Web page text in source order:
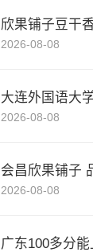
欣果铺子豆干
2026-08-08
大连外国语大
2026-08-08
会昌欣果铺子
2026-08-08
广东100多分